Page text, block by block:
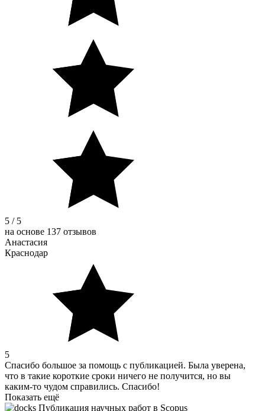
5 / 5
на основе 137 отзывов
Анастасия
Краснодар
5
Спасибо большое за помощь с публикацией. Была уверена,
что в такие короткие сроки ничего не получится, но вы
каким-то чудом справились. Спасибо!
Показать ещё
Публикация научных работ в Scopus